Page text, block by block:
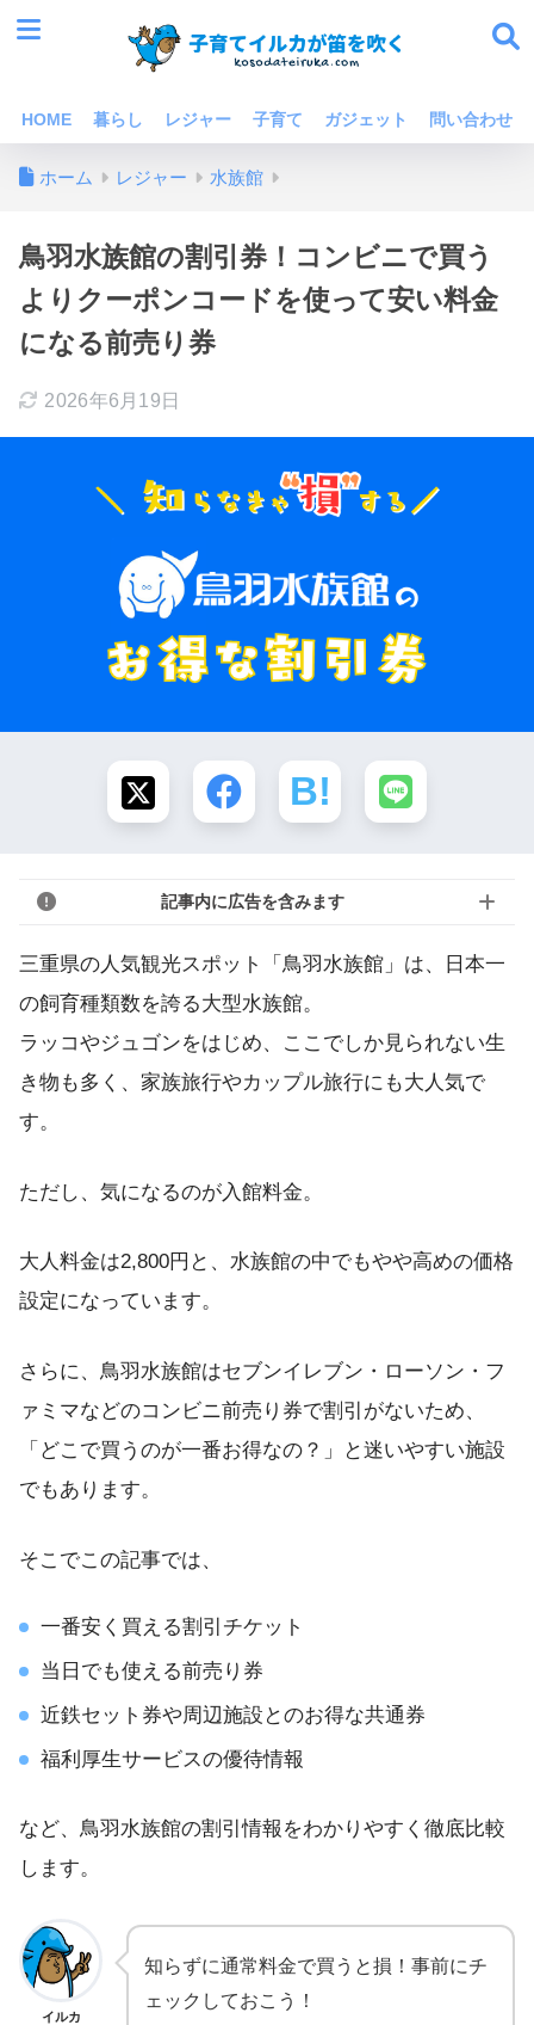
HOME 暮らし レジャー 子育て ガジェット 問い合わせ
ホーム レジャー 水族館
鳥羽水族館の割引券！コンビニで買う
よりクーポンコードを使って安い料金
になる前売り券
2026年6月19日
記事内に広告を含みます
三重県の人気観光スポット「鳥羽水族館」は、日本一
の飼育種類数を誇る大型水族館。
ラッコやジュゴンをはじめ、ここでしか見られない生
き物も多く、家族旅行やカップル旅行にも大人気で
す。
ただし、気になるのが入館料金。
大人料金は2,800円と、水族館の中でもやや高めの価格
設定になっています。
さらに、鳥羽水族館はセブンイレブン・ローソン・フ
ァミマなどのコンビニ前売り券で割引がないため、
「どこで買うのが一番お得なの？」と迷いやすい施設
でもあります。
そこでこの記事では、
一番安く買える割引チケット
当日でも使える前売り券
近鉄セット券や周辺施設とのお得な共通券
福利厚生サービスの優待情報
など、鳥羽水族館の割引情報をわかりやすく徹底比較
します。
イルカ
知らずに通常料金で買うと損！事前にチ
ェックしておこう！